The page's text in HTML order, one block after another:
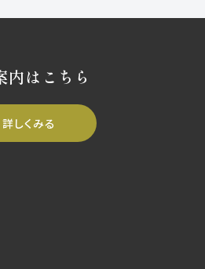
内はこちら
詳しくみる